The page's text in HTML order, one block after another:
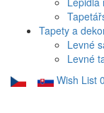
Tapety a
Levné
Levné
Wish List 0